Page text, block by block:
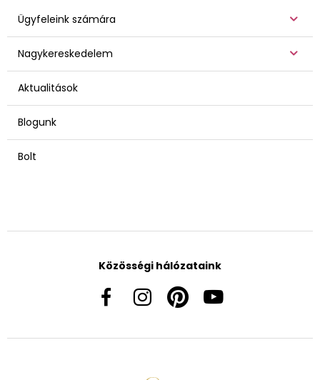
Ügyfeleink számára
Nagykereskedelem
Aktualitások
Blogunk
Bolt
Közösségi hálózataink